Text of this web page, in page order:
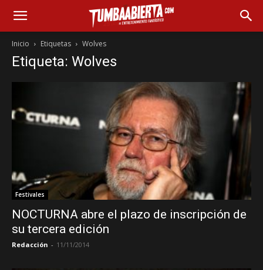
Inicio Etiquetas Wolves
Etiqueta: Wolves
Festivales
NOCTURNA abre el plazo de inscripción de
su tercera edición
Redacción - 11/11/2014